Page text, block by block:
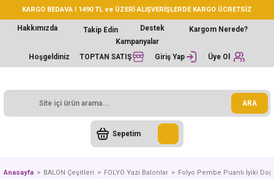
KARGO BEDAVA ! 1490 TL ve ÜZERİ ALIŞVERİŞLERDE KARGO ÜCRETSİZ
Hakkımızda Takip Edin Destek
Kargom Nerede?
Kampanyalar
Hoşgeldiniz
TOPTAN SATIŞ Giriş Yap Üye Ol
ARA
Sepetim
Anasayfa BALON Çeşitleri FOLYO Yazı Balonlar Folyo Pembe Puanlı İyiki